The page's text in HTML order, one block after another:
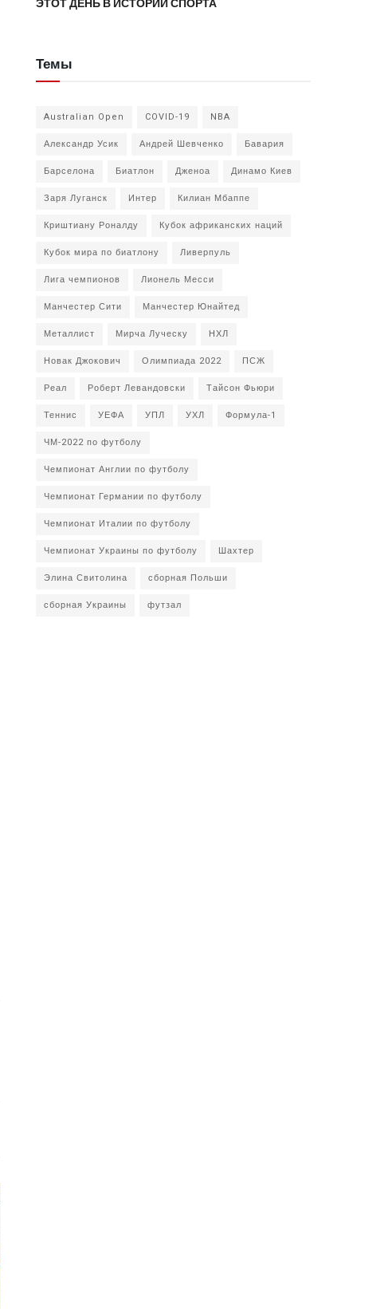
ЭТОТ ДЕНЬ В ИСТОРИИ СПОРТА
Темы
Australian Open COVID-19
NBA
Александр Усик
Андрей Шевченко
Бавария
Барселона
Биатлон Дженоа
Динамо Киев
Заря Луганск
Интер
Килиан Мбаппе
Криштиану Роналду
Кубок африканских наций
Кубок мира по биатлону
Ливерпуль
Лига чемпионов
Лионель Месси
Манчестер Сити
Манчестер Юнайтед
Металлист
Мирча Луческу
НХЛ
Новак Джокович
Олимпиада 2022
ПСЖ
Реал
Роберт Левандовски
Тайсон Фьюри
Теннис
УЕФА УПЛ УХЛ
Формула-1
ЧМ-2022 по футболу
Чемпионат Англии по футболу
Чемпионат Германии по футболу
Чемпионат Италии по футболу
Чемпионат Украины по футболу
Шахтер
Элина Свитолина
сборная Польши
сборная Украины
футзал